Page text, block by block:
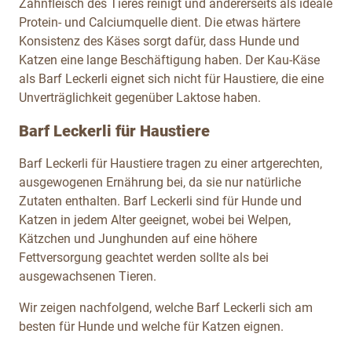
Zahnfleisch des Tieres reinigt und andererseits als ideale
Protein- und Calciumquelle dient. Die etwas härtere
Konsistenz des Käses sorgt dafür, dass Hunde und
Katzen eine lange Beschäftigung haben. Der Kau-Käse
als Barf Leckerli eignet sich nicht für Haustiere, die eine
Unverträglichkeit gegenüber Laktose haben.
Barf Leckerli für Haustiere
Barf Leckerli für Haustiere tragen zu einer artgerechten,
ausgewogenen Ernährung bei, da sie nur natürliche
Zutaten enthalten. Barf Leckerli sind für Hunde und
Katzen in jedem Alter geeignet, wobei bei Welpen,
Kätzchen und Junghunden auf eine höhere
Fettversorgung geachtet werden sollte als bei
ausgewachsenen Tieren.
Wir zeigen nachfolgend, welche Barf Leckerli sich am
besten für Hunde und welche für Katzen eignen.